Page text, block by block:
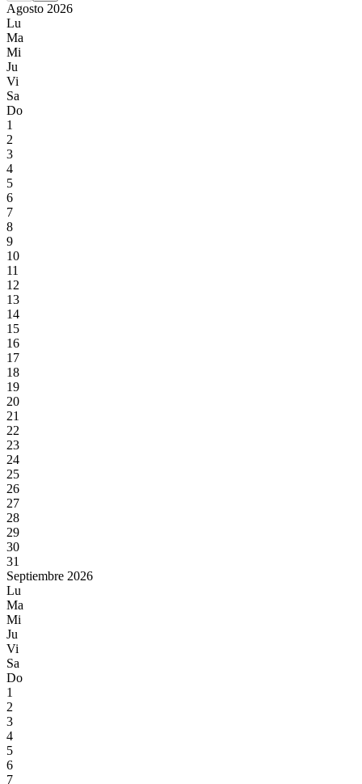
Agosto 2026
Lu
Ma
Mi
Ju
Vi
Sa
Do
1
2
3
4
5
6
7
8
9
10
11
12
13
14
15
16
17
18
19
20
21
22
23
24
25
26
27
28
29
30
31
Septiembre 2026
Lu
Ma
Mi
Ju
Vi
Sa
Do
1
2
3
4
5
6
7